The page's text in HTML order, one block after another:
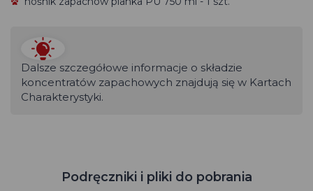
Dalsze szczegółowe informacje o składzie
koncentratów zapachowych znajdują się w Kartach
Charakterystyki.
Podręczniki i pliki do pobrania